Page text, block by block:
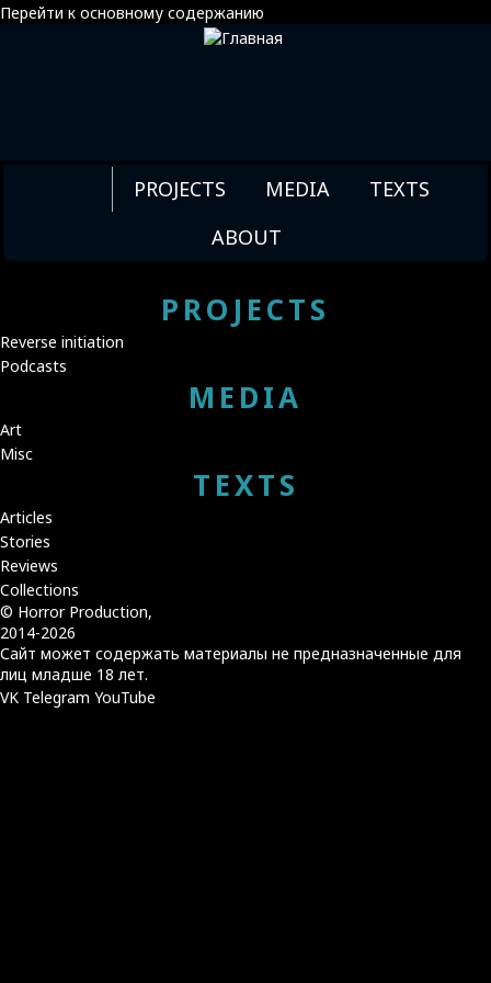
Перейти к основному содержанию
PROJECTS MEDIA
TEXTS
ABOUT
HALLOWEEN
PROJECTS
Reverse initiation
Podcasts
MEDIA
Art
Misc
TEXTS
Articles
Stories
Reviews
Collections
© Horror Production,
2014-2026
Сайт может содержать материалы не предназначенные для
лиц младше 18 лет.
VK Telegram YouTube